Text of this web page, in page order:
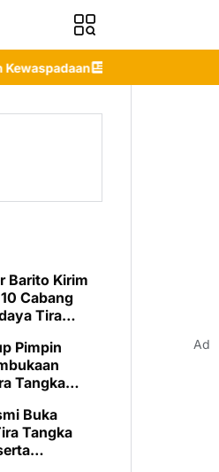
Ikuti Wisuda Sekolah Lansia
Barito Kirim
Cabang
Tira
Pimpin
Tangka
Buka
Tangka
Ad